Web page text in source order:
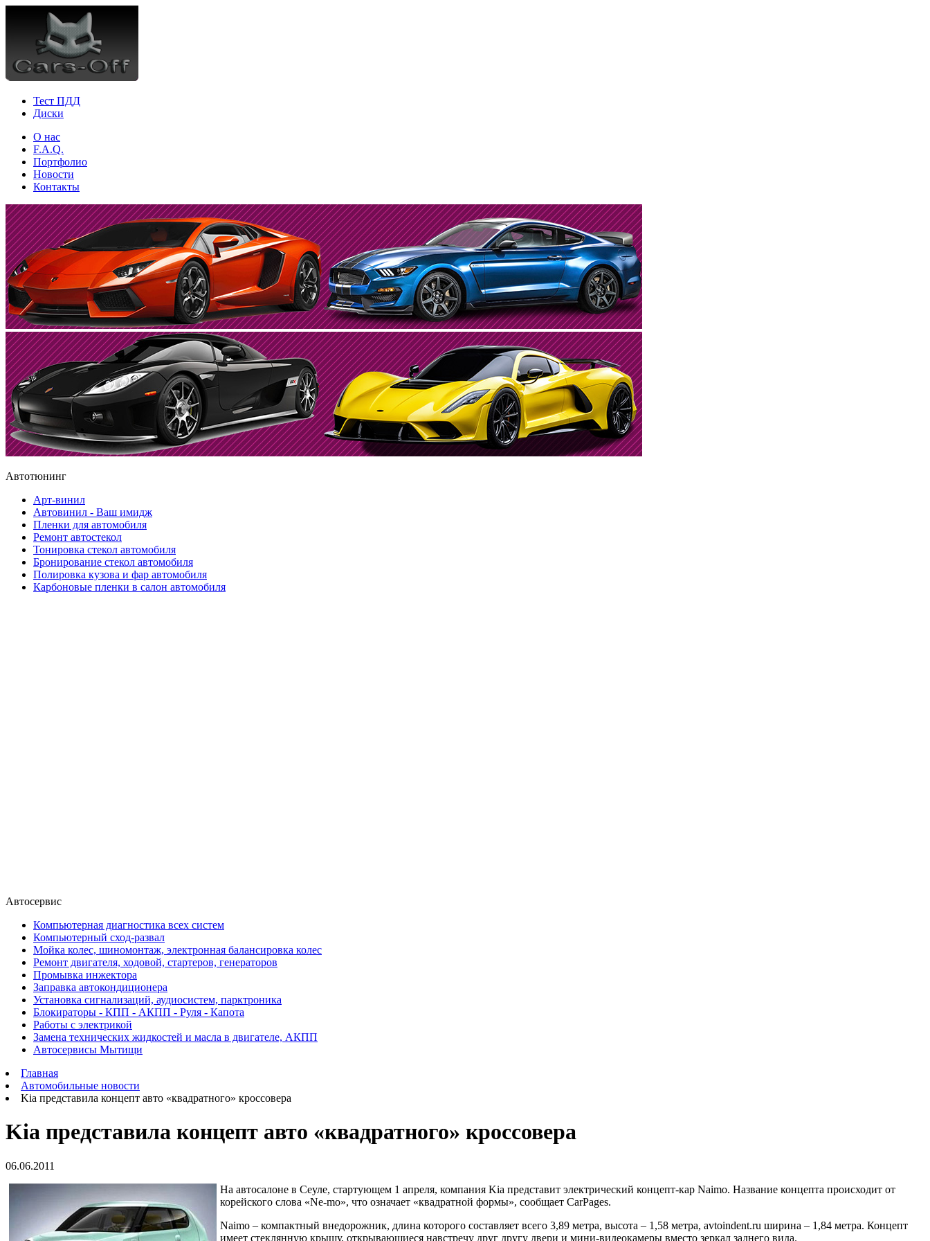
Тест ПДД
Диски
О нас
F.A.Q.
Портфолио
Новости
Контакты
Автотюнинг
Арт-винил
Автовинил - Ваш имидж
Пленки для автомобиля
Ремонт автостекол
Тонировка стекол автомобиля
Бронирование стекол автомобиля
Полировка кузова и фар автомобиля
Карбоновые пленки в салон автомобиля
Автосервис
Компьютерная диагностика всех систем
Компьютерный сход-развал
Мойка колес, шиномонтаж, электронная балансировка колес
Ремонт двигателя, ходовой, стартеров, генераторов
Промывка инжектора
Заправка автокондиционера
Установка сигнализаций, аудиосистем, парктроника
Блокираторы - КПП - АКПП - Руля - Капота
Работы с электрикой
Замена технических жидкостей и масла в двигателе, АКПП
Автосервисы Мытищи
Главная
Автомобильные новости
Kia представила концепт авто «квадратного» кроссовера
Kia представила концепт авто «квадратного» кроссовера
06.06.2011
На автосалоне в Сеуле, стартующем 1 апреля, компания Kia представит электрический концепт-кар Naimo. Название концепта происходит от
корейского слова «Ne-mo», что означает «квадратной формы», сообщает CarPages.
Naimo – компактный внедорожник, длина которого составляет всего 3,89 метра, высота – 1,58 метра, avtoindent.ru ширина – 1,84 метра. Концепт
имеет стеклянную крышу, открывающиеся навстречу друг другу двери и мини-видеокамеры вместо зеркал заднего вида.